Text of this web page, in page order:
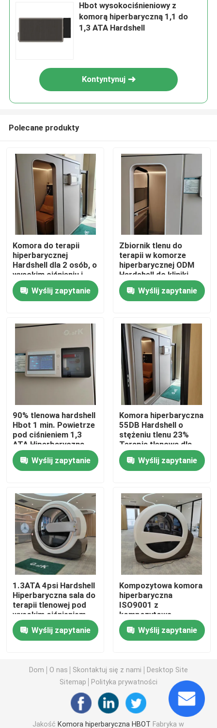
Dom
Produkty
wideo
O nas
Wycieczka po fabryce
Kontrola jakości
Poprosić o wycenę
Komora hiperbaryczna HBOT
Komora hiperbaryczna z odwróconym starzeniem
1.3 ATA Hiperbaryczny
Komora hiperbaryczna Hardshell
Siedząca komora hiperbaryczna
Regeneracja w sportach komorowych hiperbarycznych
Jednomiejscowa hiperbaryczna komora tlenowa
Wielomiejscowa komora hiperbaryczna
Hbot wysokociśnieniowy z
komorą hiperbaryczną 1,1 do
1,3 ATA Hardshell
Kontyntynuj
Polecane produkty
Komora do terapii
hiperbarycznej
Hardshell dla 2 osób, o
wysokim ciśnieniu i
stężeniu tlenu 23%.
Wyślij zapytanie
Zbiornik tlenu do
terapii w komorze
hiperbarycznej ODM
Hardshell do kliniki
domowej
Wyślij zapytanie
90% tlenowa hardshell
Hbot 1 min. Powietrze
pod ciśnieniem 1,3
ATA Hiperbaryczna
komora tlenowa
Wyślij zapytanie
Komora hiperbaryczna
55DB Hardshell o
stężeniu tlenu 23%
Terapia tlenowa dla
sportowców
Wyślij zapytanie
1.3ATA 4psi Hardshell
Hiperbaryczna sala do
terapii tlenowej pod
wysokim ciśnieniem
Wyślij zapytanie
Kompozytowa komora
hiperbaryczna
ISO9001 z
kompozytową
aluminiową komorą
ciśnieniową tlenu
Wyślij zapytanie
Dom O nas Skontaktuj się z nami
Desktop Site
Sitemap
Polityka prywatności
Jakość Komora hiperbaryczna HBOT Fabryka w